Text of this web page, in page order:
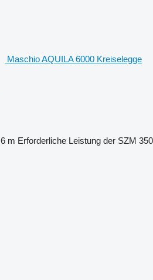
Maschio AQUILA 6000 Kreiselegge
6 m Erforderliche Leistung der SZM 350